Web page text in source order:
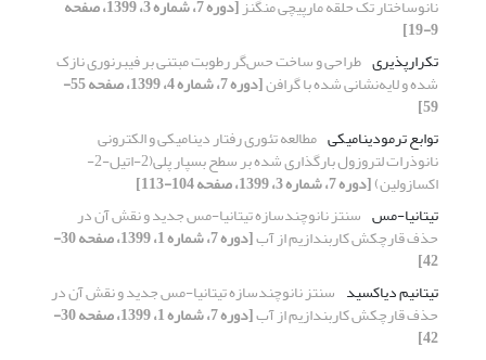
نانوساختار تک حلقه مارپیچی منگنز [دوره 7، شماره 3، 1399، صفحه
9-19]
تکرارپذیری طراحی و ساخت حس‌گر رطوبت مبتنی بر فیبرنوری نازک
شده و لایه‌نشانی شده با گرافن [دوره 7، شماره 4، 1399، صفحه 55-
59]
توابع ترمودینامیکی مطالعه تئوری رفتار دینامیکی و الکترونی
نانوذرات لتروزول بارگذاری شده بر سطح بسپار پلی(2-اتیل-2-
اکسازولین)[دوره 7، شماره 3، 1399، صفحه 104-113]
تیتانیا-مس سنتز نانوچندسازه تیتانیا-مس جدید و نقش آن در
حذف قارچکش کاربندازیم از آب [دوره 7، شماره 1، 1399، صفحه 30-
42]
تیتانیم دیاکسید سنتز نانوچندسازه تیتانیا-مس جدید و نقش آن در
حذف قارچکش کاربندازیم از آب [دوره 7، شماره 1، 1399، صفحه 30-
42]